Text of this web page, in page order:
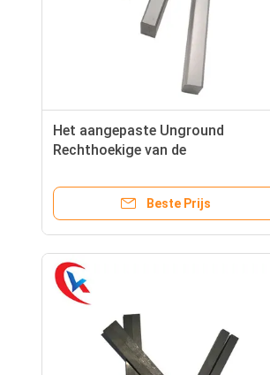
Het aangepaste Unground
Rechthoekige van de
Carbidespaties Middelgrote
Beste Prijs